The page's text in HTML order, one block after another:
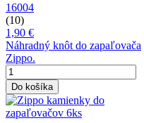
16004
(10)
1,90 €
Náhradný knôt do zapaľovača
Zippo.
Do košíka